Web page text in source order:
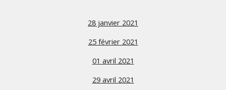
28 janvier 2021
25 février 2021
01 avril 2021
29 avril 2021